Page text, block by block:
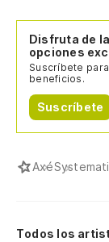
Disfruta de
opciones
Suscríbete
beneficios.
Suscríbete
Axé
Todos los